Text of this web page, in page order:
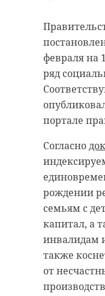
февраля на
ряд
портале
Согласно
рождении
семьям с
капитал, а
инвалидам
также
от
сига,
Волхов
31 января 2023,
проверили
выпуска в
Видео:
31 января 2023,
Врачей из
обвинили в
к одному из
в
мужчина с
группы